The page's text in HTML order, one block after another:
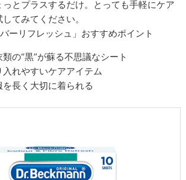
とプラスするだけ。とっても手軽にケア
てみてください。
ーリフレッシュ」おすすめポイント
の“黒”が蘇る不思議なシート
入れやすいケアアイテム
を長く大切に着られる